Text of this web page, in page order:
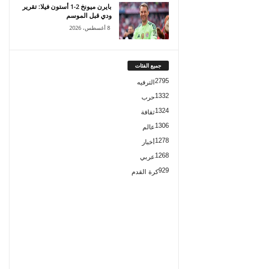
بايرن ميونخ 2-1 أستون فيلا: تقرير
ودي قبل الموسم
8 أغسطس، 2026
جميع الفئات
الترفيه 2795
حرب1332
ثقافة1324
عالم1306
أخبار 1278
عربي1268
كرة القدم929